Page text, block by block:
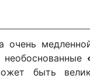
очень
быть